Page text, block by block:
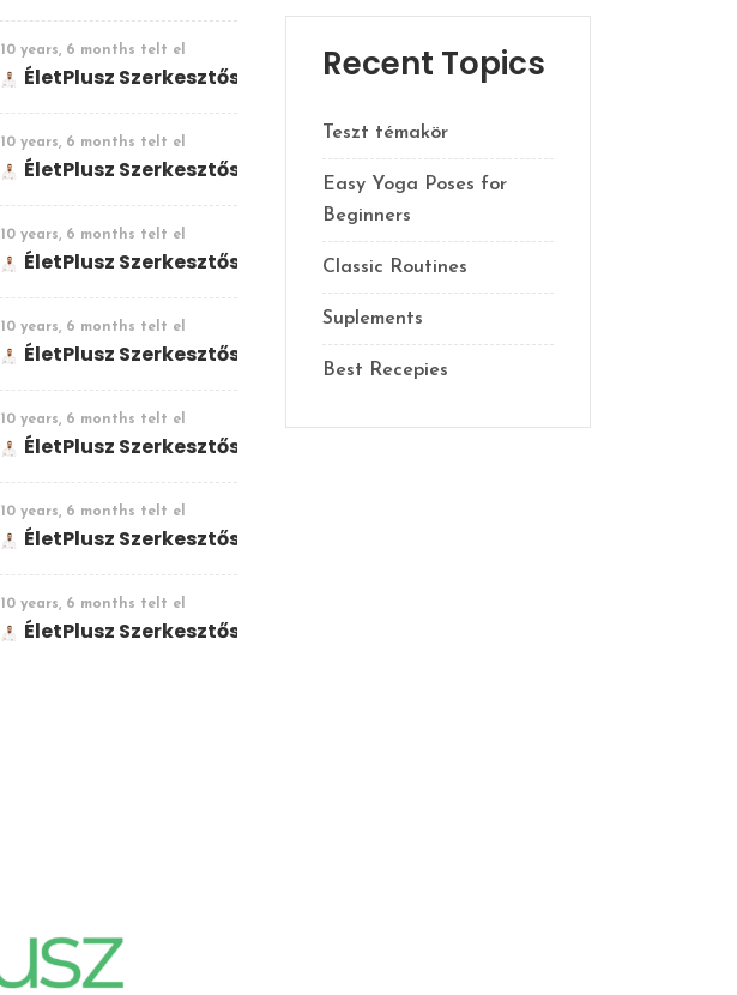
10 years, 6 months telt el
ÉletPlusz Szerkesztőség
10 years, 6 months telt el
ÉletPlusz Szerkesztőség
10 years, 6 months telt el
ÉletPlusz Szerkesztőség
10 years, 6 months telt el
ÉletPlusz Szerkesztőség
10 years, 6 months telt el
ÉletPlusz Szerkesztőség
10 years, 6 months telt el
ÉletPlusz Szerkesztőség
10 years, 6 months telt el
ÉletPlusz Szerkesztőség
Recent Topics
Teszt témakör
Easy Yoga Poses for
Beginners
Classic Routines
Suplements
Best Recepies